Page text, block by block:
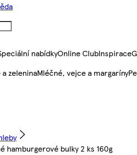
nabídkyOnline ClubInspirace
zeleninaMléčné, vejce a margaríny
hamburgerové bulky 2 ks 160g